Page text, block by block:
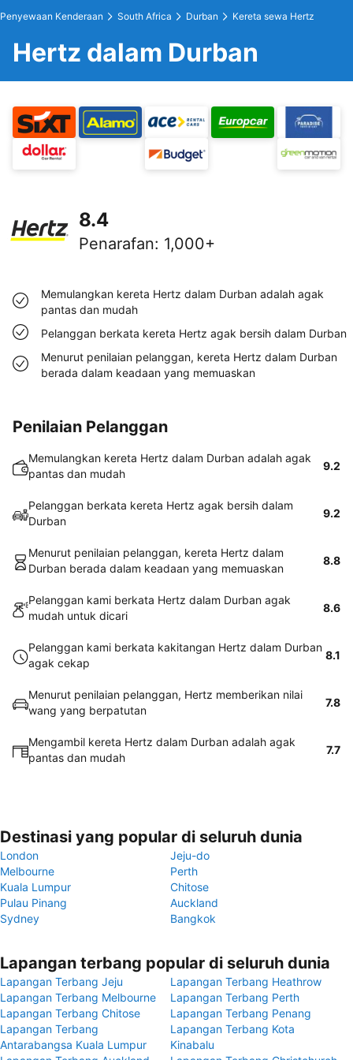
Penyewaan Kenderaan South Africa Durban Kereta sewa Hertz
Hertz dalam Durban
8.4
Penarafan: 1,000+
Memulangkan kereta Hertz dalam Durban adalah agak
pantas dan mudah
Pelanggan berkata kereta Hertz agak bersih dalam Durban
Menurut penilaian pelanggan, kereta Hertz dalam Durban
berada dalam keadaan yang memuaskan
Penilaian Pelanggan
Memulangkan kereta Hertz dalam Durban adalah agak
pantas dan mudah
9.2
Pelanggan berkata kereta Hertz agak bersih dalam
Durban
9.2
Menurut penilaian pelanggan, kereta Hertz dalam
Durban berada dalam keadaan yang memuaskan
8.8
Pelanggan kami berkata Hertz dalam Durban agak
mudah untuk dicari
8.6
Pelanggan kami berkata kakitangan Hertz dalam Durban
agak cekap
8.1
Menurut penilaian pelanggan, Hertz memberikan nilai
wang yang berpatutan
7.8
Mengambil kereta Hertz dalam Durban adalah agak
pantas dan mudah
7.7
Destinasi yang popular di seluruh dunia
London
Jeju-do
Melbourne
Perth
Kuala Lumpur
Chitose
Pulau Pinang
Auckland
Sydney
Bangkok
Lapangan terbang popular di seluruh dunia
Lapangan Terbang Jeju
Lapangan Terbang Heathrow
Lapangan Terbang Melbourne
Lapangan Terbang Perth
Lapangan Terbang Chitose
Lapangan Terbang Penang
Lapangan Terbang
Antarabangsa Kuala Lumpur
Lapangan Terbang Kota
Kinabalu